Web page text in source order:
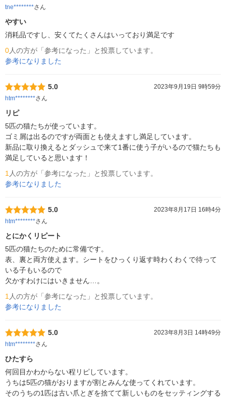
tne********さん
やすい
消耗品ですし、安くてたくさんはいっており満足です
0人の方が「参考になった」と投票しています。
参考になりました
5.0
2023年9月19日 9時59分
htm********さん
リピ
5匹の猫たちが使っています。
ゴミ屑は出るのですが両面とも使えますし満足しています。
新品に取り換えるとダッシュで来て1番に使う子がいるので猫たちも
満足していると思います！
1 人の方が「参考になった」と投票しています。
参考になりました
5.0
2023年8月17日 16時4分
htm********さん
とにかくリピート
5匹の猫たちのために常備です。
表、裏と両方使えます。シートをひっくり返す時わくわくで待って
いる子もいるので
欠かすわけにはいきません…。
1 人の方が「参考になった」と投票しています。
参考になりました
5.0
2023年8月3日 14時49分
htm********さん
ひたすら
何回目かわからない程リピしています。
うちは5匹の猫がおりますが割とみんな使ってくれています。
そのうちの1匹は古い爪とぎを捨てて新しいものをセッティングする